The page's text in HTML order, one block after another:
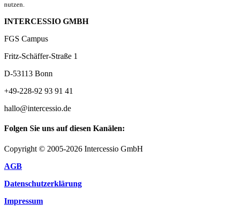
nutzen.
INTERCESSIO GMBH
FGS Campus
Fritz-Schäffer-Straße 1
D-53113 Bonn
+49-228-92 93 91 41
hallo@intercessio.de
Folgen Sie uns auf diesen Kanälen:
Copyright © 2005-2026 Intercessio GmbH
AGB
Datenschutzerklärung
Impressum